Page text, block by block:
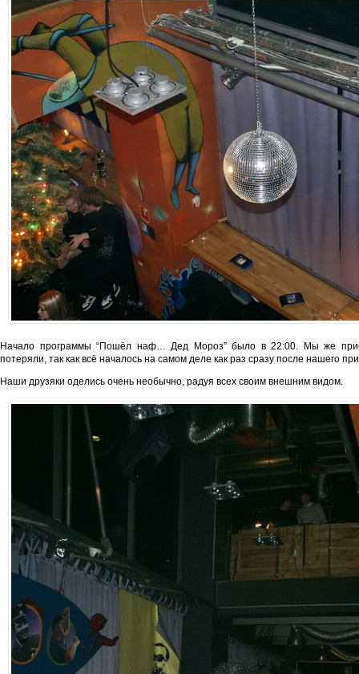
Начало программы “Пошёл наф… Дед Мороз” было в 22:00. Мы же
потеряли, так как всё началось на самом деле как раз сразу после нашего
Наши друзяки оделись очень необычно, радуя всех своим внешним видом.